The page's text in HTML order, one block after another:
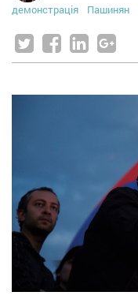
демонстрація
Пашинян